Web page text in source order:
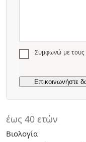
έως 40 ετών
Βιολογία
Συμφωνώ με τους